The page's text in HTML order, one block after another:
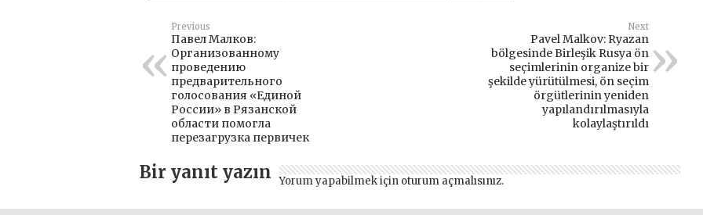
Previous
Павел Малков:
Организованному
проведению
предварительного
голосования «Единой
России» в Рязанской
области помогла
перезагрузка первичек
Next
Pavel Malkov: Ryazan
bölgesinde Birleşik Rusya ön
seçimlerinin organize bir
şekilde yürütülmesi, ön seçim
örgütlerinin yeniden
yapılandırılmasıyla
kolaylaştırıldı
Bir yanıt yazın Yorum yapabilmek için oturum açmalısınız.